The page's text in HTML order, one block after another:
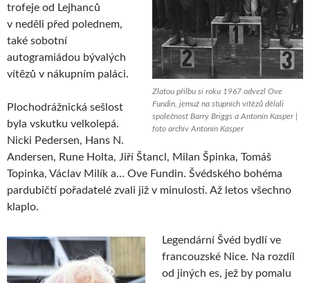
Zlatou přilbu si roku 1967 odvezl Ove
Fundin, jemuž na stupních vítězů dělali
společnost Barry Briggs a Antonín Kasper |
foto archív Antonín Kasper
trofeje od Lejhanců
v neděli před polednem,
také sobotní
autogramiádou bývalých
vítězů v nákupním paláci.
Plochodrážnická sešlost
byla vskutku velkolepá.
Nicki Pedersen, Hans N.
Andersen, Rune Holta, Jiří Štancl, Milan Špinka, Tomáš
Topinka, Václav Milík a… Ove Fundin. Švédského bohéma
pardubičtí pořadatelé zvali již v minulosti. Až letos všechno
klaplo.
Legendární Švéd bydlí ve
francouzské Nice. Na rozdíl
od jiných es, jež by pomalu